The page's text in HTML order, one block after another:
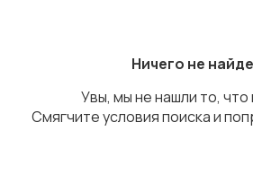
Музыкальные центры и
Ничего не
Увы, мы не нашли то, что
Смягчите условия поиска и